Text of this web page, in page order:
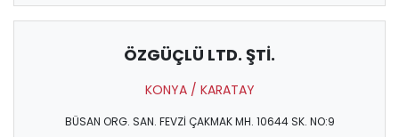
ÖZGÜÇLÜ LTD. ŞTİ.
KONYA / KARATAY
BÜSAN ORG. SAN. FEVZİ ÇAKMAK MH. 10644 SK. NO:9